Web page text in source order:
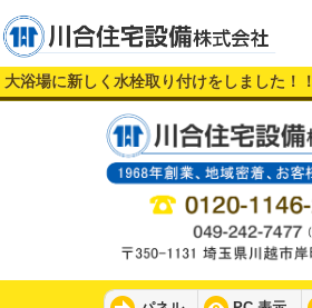
大浴場に新しく水栓取り付けをしました！！